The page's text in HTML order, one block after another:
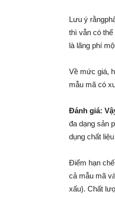
Lưu ý
thì vẫn có
là lãng phí
Về mức giá,
mẫu mã có
Đánh giá:
đa dạng sản
dụng chất
Điểm hạn
cả mẫu mã
xấu). Chất